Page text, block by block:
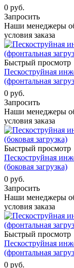
0 руб.
Запросить
Наши менеджеры
условия заказа
Быстрый просмотр
Пескоструйная
(фронтальная
0 руб.
Запросить
Наши менеджеры
условия заказа
Быстрый просмотр
Пескоструйная
(боковая загрузка)
0 руб.
Запросить
Наши менеджеры
условия заказа
Быстрый просмотр
Пескоструйная
(фронтальная
0 руб.